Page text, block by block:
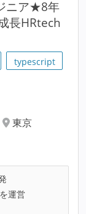
ニア★8年
長HRtech
typescript
東京
運営